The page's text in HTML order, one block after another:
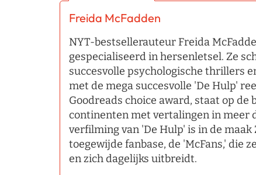
Freida McFadden
NYT-bestsellerauteur Freida
gespecialiseerd in hersenletsel. Ze
succesvolle psychologische thrillers
met de mega succesvolle 'De Hulp'
Goodreads choice award, staat op
continenten met vertalingen in meer
verfilming van 'De Hulp' is in de
toegewijde fanbase, de 'McFans,' die
en zich dagelijks uitbreidt.